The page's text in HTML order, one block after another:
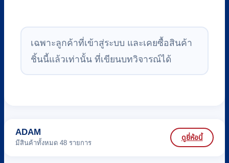
เฉพาะลูกค้าที่เข้าสู่ระบบ และเคยซื้อสินค้า
ชิ้นนี้แล้วเท่านั้น ที่เขียนบทวิจารณ์ได้
ADAM
มีสินค้าทั้งหมด 48 รายการ
ดูยี่ห้อนี้